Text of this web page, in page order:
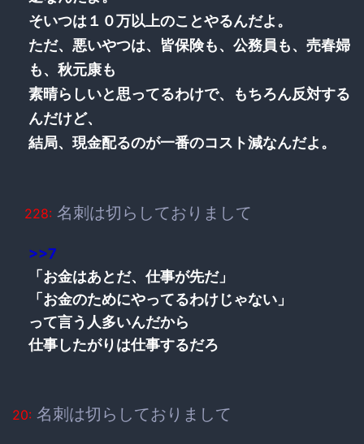
そいつは１０万以上のことやるんだよ。
ただ、悪いやつは、皆保険も、公務員も、売春婦
も、秋元康も
素晴らしいと思ってるわけで、もちろん反対する
んだけど、
結局、現金配るのが一番のコスト減なんだよ。
228: 名刺は切らしておりまして
>>7
「お金はあとだ、仕事が先だ」
「お金のためにやってるわけじゃない」
って言う人多いんだから
仕事したがりは仕事するだろ
20: 名刺は切らしておりまして